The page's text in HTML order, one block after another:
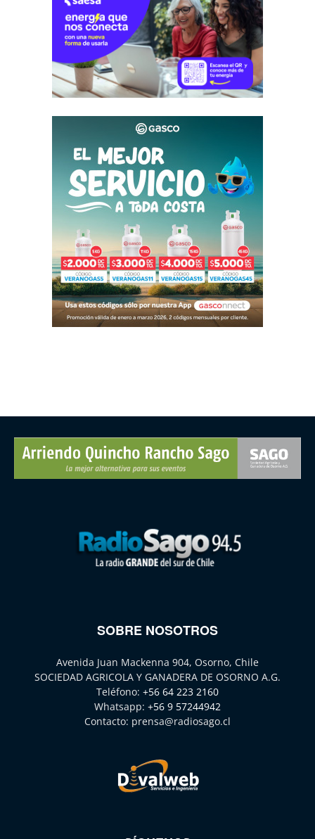
SOBRE NOSOTROS
Avenida Juan Mackenna 904, Osorno, Chile
SOCIEDAD AGRICOLA Y GANADERA DE OSORNO A.G.
Teléfono: +56 64 223 2160
Whatsapp: +56 9 57244942
Contacto: prensa@radiosago.cl